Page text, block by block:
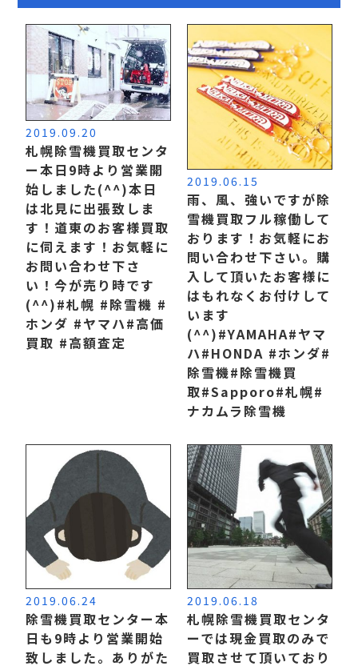
2019.09.20
札幌除雪機買取センタ
ー本日9時より営業開
始しました(^^) 本日
は北見に出張致しま
す！道東のお客様買取
に伺えます！お気軽に
お問い合わせ下さ
い！ 今が売り時です
(^^) #札幌 #除雪機 #
ホンダ #ヤマハ #高価
買取 #高額査定
2019.06.15
雨、風、強いですが除
雪機買取フル稼働して
おります！お気軽にお
問い合わせ下さい。 購
入して頂いたお客様に
はもれなくお付けして
います
(^^) #YAMAHA#ヤマ
ハ #HONDA #ホンダ #
除雪機#除雪機買
取 #Sapporo#札幌 #
ナカムラ除雪機
2019.06.24
除雪機買取センター本
日も9時より営業開始
致しました。 ありがた
2019.06.18
札幌除雪機買取センタ
ーでは現金買取のみで
買取させて頂いており